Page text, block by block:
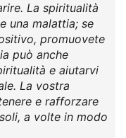
La spiritualità
una malattia; se
promuovete
può anche
e aiutarvi
La vostra
e rafforzare
a volte in modo